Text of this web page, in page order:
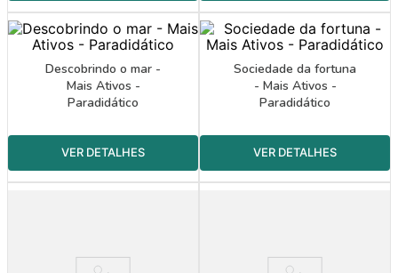
Descobrindo o mar -
Mais Ativos -
Paradidático
Sociedade da fortuna
- Mais Ativos -
Paradidático